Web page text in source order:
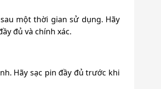
một thời gian sử dụng. Hãy
đủ và chính xác.
Hãy sạc pin đầy đủ trước khi